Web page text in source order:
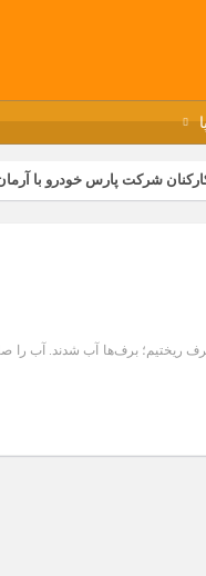
شرکت پارس خودرو با
شهدای مگاموتور در بزرگترین
ریختیم؛ برف‌ها آب شدند. آب را